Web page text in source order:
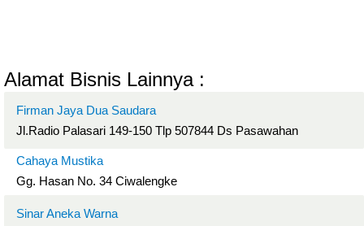
Alamat Bisnis Lainnya :
Firman Jaya Dua Saudara
Jl.Radio Palasari 149-150 Tlp 507844 Ds Pasawahan
Cahaya Mustika
Gg. Hasan No. 34 Ciwalengke
Sinar Aneka Warna